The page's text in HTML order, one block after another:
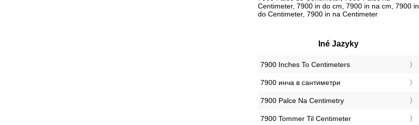
Centimeter, 7900 in do cm, 7900 in na cm, 7900 in
do Centimeter, 7900 in na Centimeter
Iné Jazyky
‎7900 Inches To Centimeters
‎7900 инча в сантиметри
‎7900 Palce Na Centimetry
‎7900 Tommer Til Centimeter